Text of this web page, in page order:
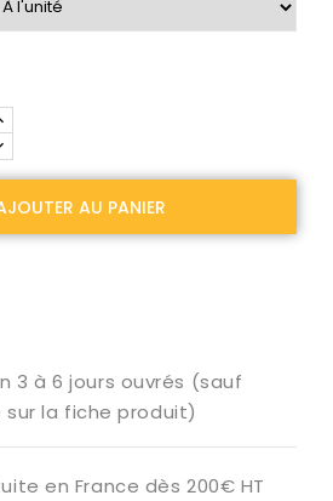
AU PANIER
3 à 6 jours ouvrés (sauf
la fiche produit)
en France dès 200€ HT